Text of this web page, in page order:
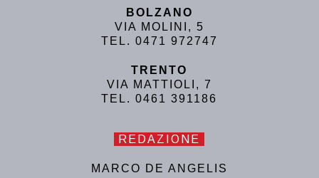
BOLZANO
VIA MOLINI, 5
TEL. 0471 972747
TRENTO
VIA MATTIOLI, 7
TEL. 0461 391186
REDAZIONE
MARCO DE ANGELIS